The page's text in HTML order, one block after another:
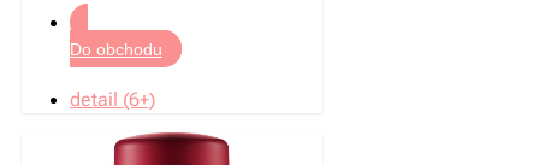
Do obchodu
detail (6+)